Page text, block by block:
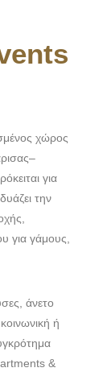
χώρος
για
την
για γάμους,
άνετο
ή
&